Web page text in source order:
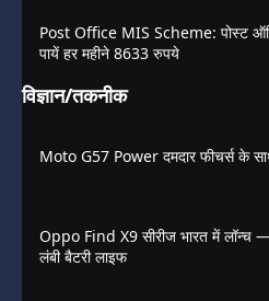
Post Office MIS Scheme: पोस्ट
पायें हर महीने 8633 रुपये
विज्ञान/तकनीक
Moto G57 Power दमदार फीचर्स के
Oppo Find X9 सीरीज भारत में लॉन्च —
लंबी बैटरी लाइफ